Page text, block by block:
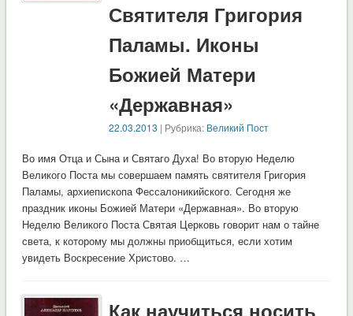
Святителя Григория
Паламы. Иконы
Божией Матери
«Державная»
22.03.2013 | Рубрика: Великий Пост
Во имя Отца и Сына и Святаго Духа! Во вторую Неделю
Великого Поста мы совершаем память святителя Григория
Паламы, архиепископа Фессалоникийского. Сегодня же
праздник иконы Божией Матери «Державная». Во вторую
Неделю Великого Поста Святая Церковь говорит нам о тайне
света, к которому мы должны приобщиться, если хотим
увидеть Воскресение Христово. …